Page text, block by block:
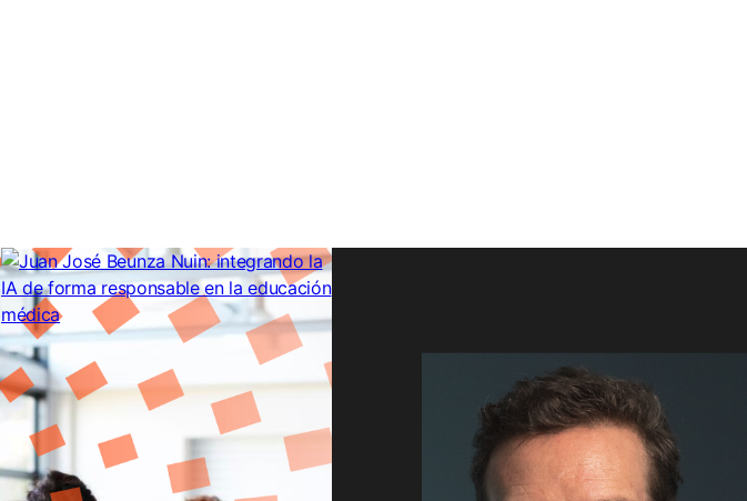
Juan José Beunza Nuin:
integrando la IA de forma
responsable en la educación
médica